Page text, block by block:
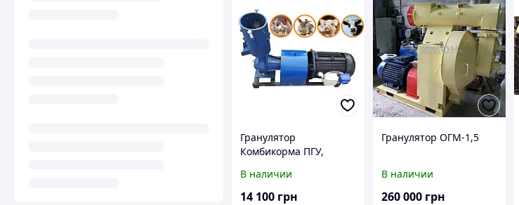
Гранулятор
Комбикорма ПГУ,
150мм, 140кг/час,
5,5кВт
В наличии
14 100 грн
Гранулятор ОГМ-1,5
В наличии
260 000 грн